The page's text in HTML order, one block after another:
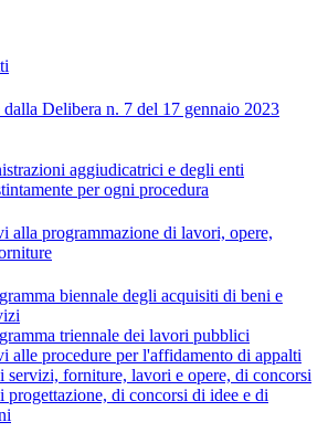
Delibera n. 7 del 17 gennaio 2023
aggiudicatrici e degli enti
per ogni procedura
alla programmazione di lavori, opere,
biennale degli acquisiti di beni e
triennale dei lavori pubblici
alle procedure per l'affidamento di appalti
servizi, forniture, lavori e opere, di concorsi
progettazione, di concorsi di idee e di